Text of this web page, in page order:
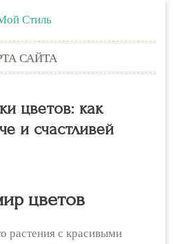
to
САЙТА
цветов: как
и счастливей
цветов
растения с красивыми